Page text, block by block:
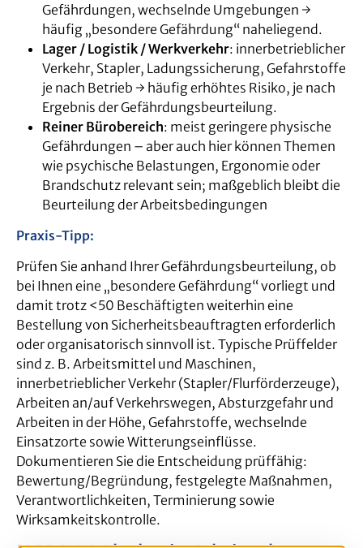
Gefährdungen, wechselnde Umgebungen →
häufig „besondere Gefährdung“ naheliegend.
Lager / Logistik / Werkverkehr: innerbetrieblicher
Verkehr, Stapler, Ladungssicherung, Gefahrstoffe
je nach Betrieb → häufig erhöhtes Risiko, je nach
Ergebnis der Gefährdungsbeurteilung.
Reiner Bürobereich: meist geringere physische
Gefährdungen – aber auch hier können Themen
wie psychische Belastungen, Ergonomie oder
Brandschutz relevant sein; maßgeblich bleibt die
Beurteilung der Arbeitsbedingungen
Praxis-Tipp:
Prüfen Sie anhand Ihrer Gefährdungsbeurteilung, ob
bei Ihnen eine „besondere Gefährdung“ vorliegt und
damit trotz <50 Beschäftigten weiterhin eine
Bestellung von Sicherheitsbeauftragten erforderlich
oder organisatorisch sinnvoll ist. Typische Prüffelder
sind z. B. Arbeitsmittel und Maschinen,
innerbetrieblicher Verkehr (Stapler/Flurförderzeuge),
Arbeiten an/auf Verkehrswegen, Absturzgefahr und
Arbeiten in der Höhe, Gefahrstoffe, wechselnde
Einsatzorte sowie Witterungseinflüsse.
Dokumentieren Sie die Entscheidung prüffähig:
Bewertung/Begründung, festgelegte Maßnahmen,
Verantwortlichkeiten, Terminierung sowie
Wirksamkeitskontrolle.